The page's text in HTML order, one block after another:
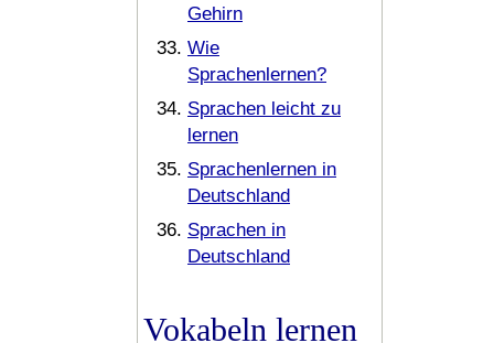
Gehirn
Wie
Sprachenlernen?
Sprachen leicht zu
lernen
Sprachenlernen in
Deutschland
Sprachen in
Deutschland
Vokabeln lernen